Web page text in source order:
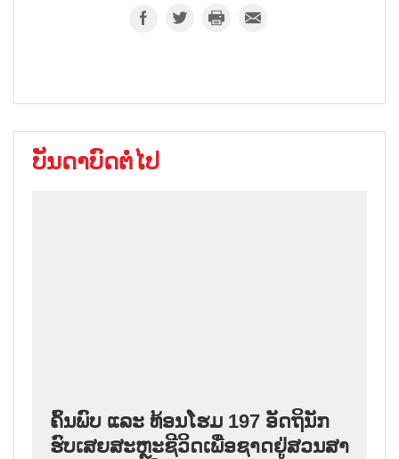
ບັນດາບົດຕໍ່ໄປ
ຄົ້ນ​ພົບ ແລະ ທ້ອນ​ໂຮມ 197 ອັດ​ຖິ​ນັກ​
ຮົບ​ເສຍ​ສະຫຼະ​ຊີ​ວິດ​ເພື່ອ​ຊາດ​ຢູ່​ສວນ​ສາ​